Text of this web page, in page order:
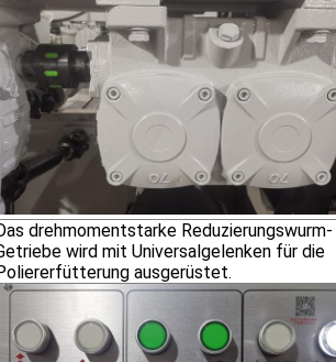
drehmomentstarke Reduzierungswurm-
wird mit Universalgelenken für die
ausgerüstet.